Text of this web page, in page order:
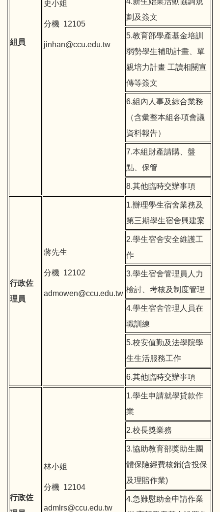
組員
史小姐
分機 12105
jinhan@ccu.edu.tw
劃及簽文
5.教育部學產基金培訓
弱勢學生補助計畫、單
親培力計畫 工讀相關宣
傳等簽文
6.組內人事及綜合業務
（含彙整本組各項會議
資料報告）
7.本組財產請購、盤
點、保管
8.其他臨時交辦事項
行政佐
理員
蔣先生
分機 12102
admowen@ccu.edu.tw
1.辦理學生宿舍業務及
第三期學生宿舍興建案
2.學生宿舍安全維護工
作
3.學生宿舍管理員人力
檢討、考核及制度管理
4.學生宿舍管理人員在
職訓練
5.校安值勤及法學院學
生生活服務工作
6.其他臨時交辦事項
行政佐
林小姐
分機 12104
admlrs@ccu.edu.tw
1.學生申請就學貸款作
業
2.校長獎業務
3.協助教育部獎助生團
體保險經費核銷(含投保
及理賠作業)
4.急難慰助金申請作業